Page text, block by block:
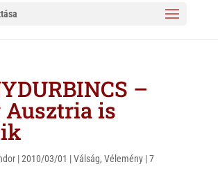
–
Ausztria is
|2010/03/01 |Válság, Vélemény|7